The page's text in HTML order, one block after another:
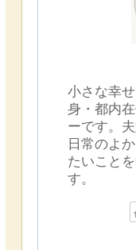
小さな幸
身・都内
ーです。
日常のよ
たいこと
す。